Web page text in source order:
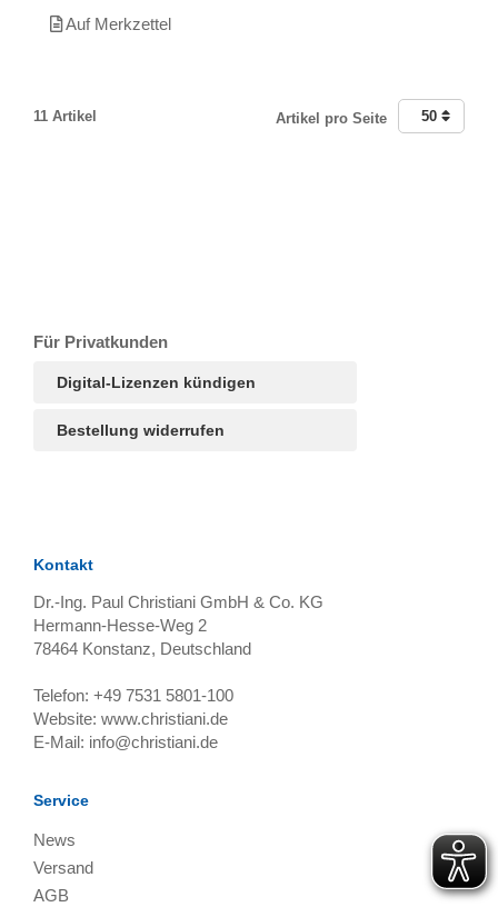
Für Privatkunden
Digital-Lizenzen kündigen
Bestellung widerrufen
Auf Merkzettel
11 Artikel Artikel pro Seite 50
Kontakt
Dr.-Ing. Paul Christiani GmbH & Co. KG
Hermann-Hesse-Weg 2
78464 Konstanz, Deutschland
Telefon: +49 7531 5801-100
Website: www.christiani.de
E-Mail: info@christiani.de
Service
News
Versand
AGB